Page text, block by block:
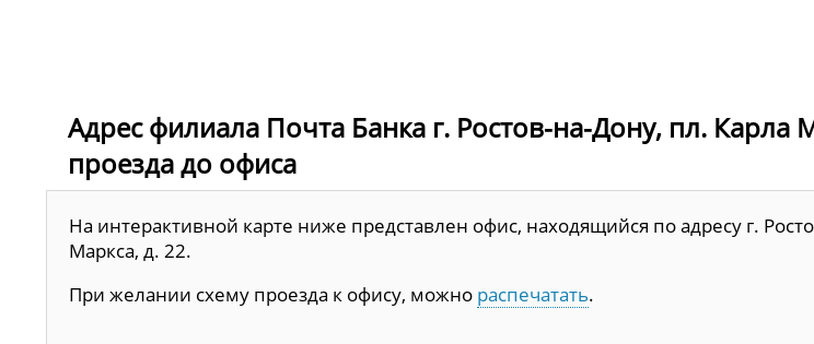
Адрес филиала Почта Банка г. Ростов-на-Дону, пл. Карла
проезда до офиса
На интерактивной карте ниже представлен офис, находящийся по адресу г.
Маркса, д. 22.
При желании схему проезда к офису, можно распечатать.